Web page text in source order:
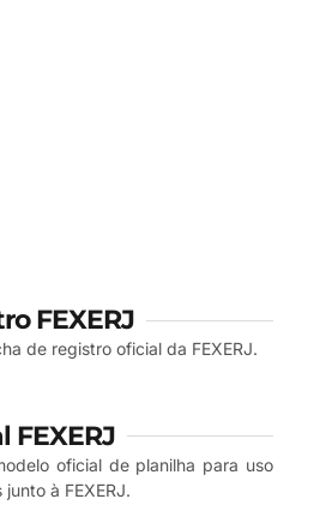
FEXERJ
de registro oficial da FEXERJ.
FEXERJ
oficial de planilha para uso
à FEXERJ.